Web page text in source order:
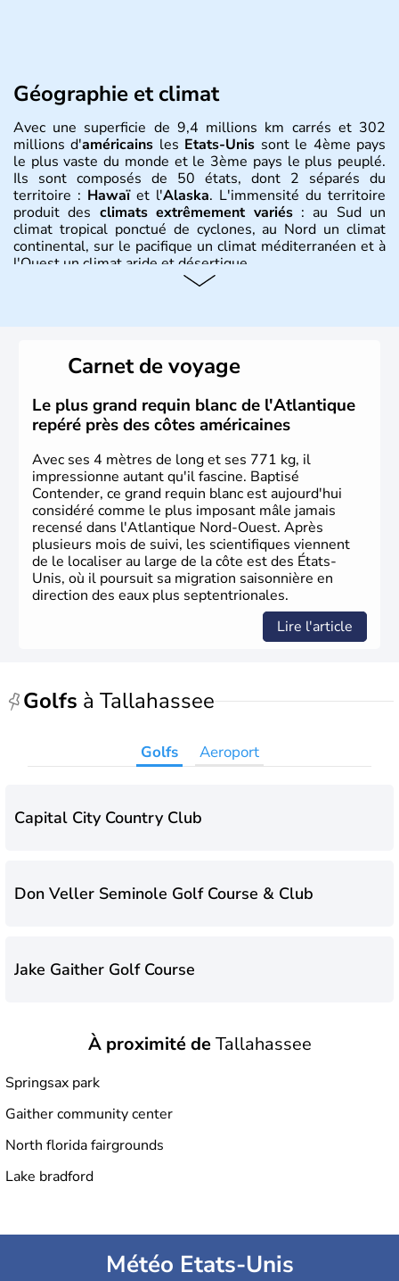
Géographie et climat
Avec une superficie de 9,4 millions km carrés et 302
millions d'américains les Etats-Unis sont le 4ème pays
le plus vaste du monde et le 3ème pays le plus peuplé.
Ils sont composés de 50 états, dont 2 séparés du
territoire : Hawaïet l'Alaska. L'immensité du territoire
produit des climats extrêmement variés: au Sud un
climat tropical ponctué de cyclones, au Nord un climat
continental, sur le pacifique un climat méditerranéen et à
l'Ouest un climat aride et désertique.
Plusieurs populations se sont succédées avant l'arrivée
des européens, suite à la découverte du continent par
Christophe Colomb en 1492. Les 13 colonies
britanniques proclament la Déclaration d'indépendance
en 1776 et adoptent leur première constitution en 1787.
La conquête de l'Ouest marque ensuite l'entrée dans une
phase de développement intense.
Carnet de voyage
Le plus grand requin blanc de l'Atlantique
repéré près des côtes américaines
Avec ses 4 mètres de long et ses 771 kg, il
impressionne autant qu'il fascine. Baptisé
Contender, ce grand requin blanc est aujourd'hui
considéré comme le plus imposant mâle jamais
recensé dans l'Atlantique Nord-Ouest. Après
plusieurs mois de suivi, les scientifiques viennent
de le localiser au large de la côte est des États-
Unis, où il poursuit sa migration saisonnière en
direction des eaux plus septentrionales.
Lire l'article
Golfs à Tallahassee
Golfs Aeroport
Capital City Country Club
Don Veller Seminole Golf Course & Club
Jake Gaither Golf Course
À proximité deTallahassee
Springsax park
Gaither community center
North florida fairgrounds
Lake bradford
Météo Etats-Unis